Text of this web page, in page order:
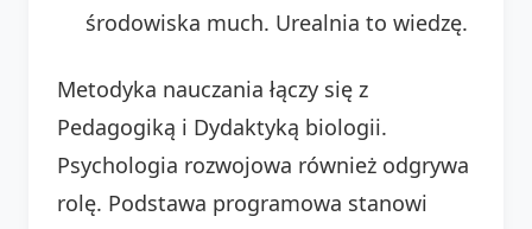
środowiska much. Urealnia to wiedzę.
Metodyka nauczania łączy się z
Pedagogiką i Dydaktyką biologii.
Psychologia rozwojowa również odgrywa
rolę. Podstawa programowa stanowi